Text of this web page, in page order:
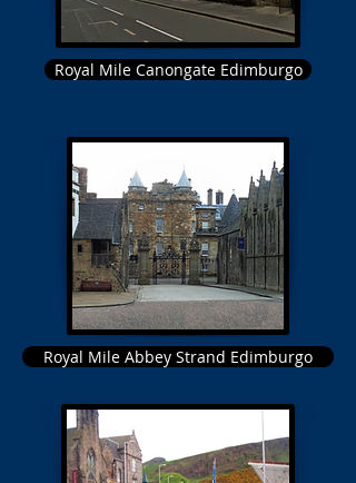
Royal Mile Canongate Edimburgo
Royal Mile Abbey Strand Edimburgo